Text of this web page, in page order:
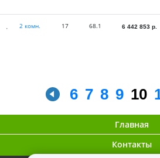
2 комн. 17 68.1 6 442 853 р.
6 7 8 9 10
Главная
Контакты